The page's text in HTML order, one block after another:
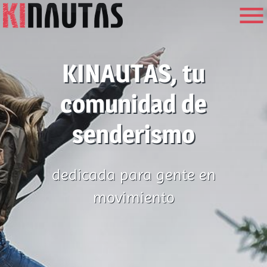

KINAUTAS, tu
comunidad de
senderismo
dedicada para gente en
movimiento